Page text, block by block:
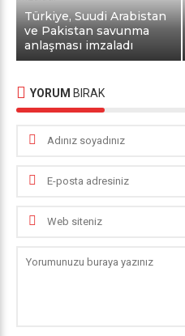
Türkiye, Suudi Arabistan
ve Pakistan savunma
anlaşması imzaladı
YORUM BIRAK